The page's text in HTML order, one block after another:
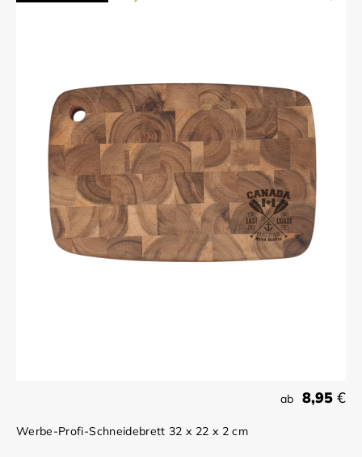
ab 8,95 €
Werbe-Profi-Schneidebrett 32 x 22 x 2 cm